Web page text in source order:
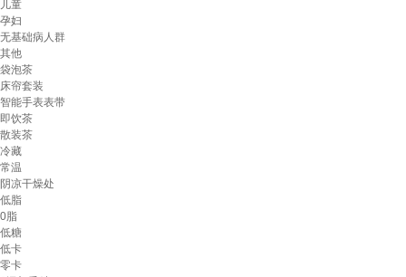
儿童
孕妇
无基础病人群
其他
袋泡茶
床帘套装
智能手表表带
即饮茶
散装茶
冷藏
常温
阴凉干燥处
低脂
0脂
低糖
低卡
零卡